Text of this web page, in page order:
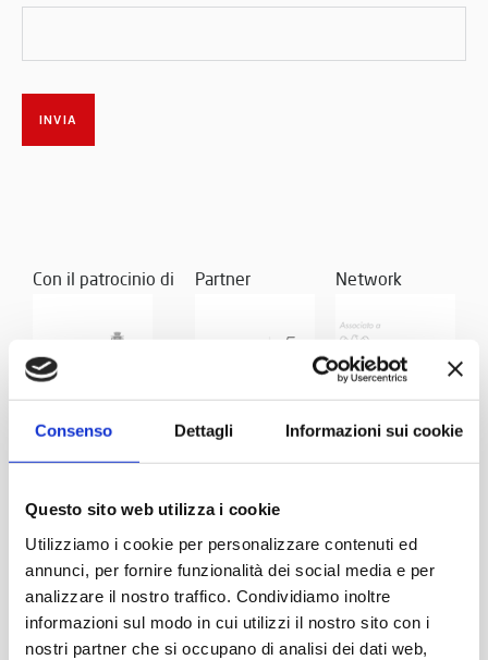
Consenso Dettagli Informazioni sui cookie
Questo sito web utilizza i cookie
Utilizziamo i cookie per personalizzare contenuti ed
annunci, per fornire funzionalità dei social media e per
analizzare il nostro traffico. Condividiamo inoltre
informazioni sul modo in cui utilizzi il nostro sito con i
nostri partner che si occupano di analisi dei dati web,
Con il patrocinio di Partner Network